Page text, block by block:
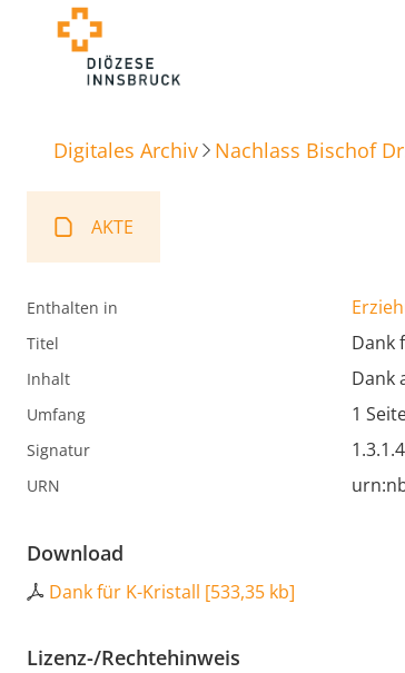
Digitales Archiv Nachlass Bischof
AKTE
Enthalten in
Titel Dank
Inhalt Dank
Umfang 1
Signatur
URN
Download
Dank für K-Kristall [533,35 kb]
Lizenz-/Rechtehinweis